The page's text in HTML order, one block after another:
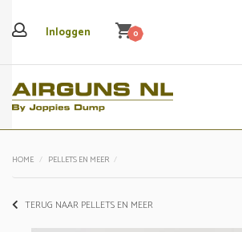
Inloggen shopping_cart0
HOME PELLETS EN MEER
TERUG NAAR PELLETS EN MEER